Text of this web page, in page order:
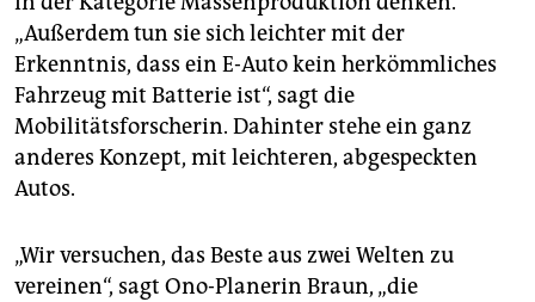
„Außerdem tun sie sich leichter mit der
Erkenntnis, dass ein E-Auto kein herkömmliches
Fahrzeug mit Batterie ist“, sagt die
Mobilitätsforscherin. Dahinter stehe ein ganz
anderes Konzept, mit leichteren, abgespeckten
Autos.
„Wir versuchen, das Beste aus zwei Welten zu
vereinen“, sagt Ono-Planerin Braun, „die